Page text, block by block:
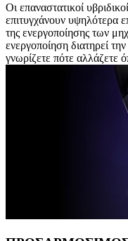
Οι επαναστατικοί
επιτυγχάνουν υψηλότερα
της ενεργοποίησης των
ενεργοποίηση διατηρεί
γνωρίζετε πότε αλλάζετε